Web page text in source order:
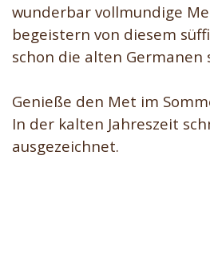
wunderbar vollmundige
begeistern von diesem
schon die alten Germanen
Genieße den Met im
In der kalten Jahreszeit
ausgezeichnet.